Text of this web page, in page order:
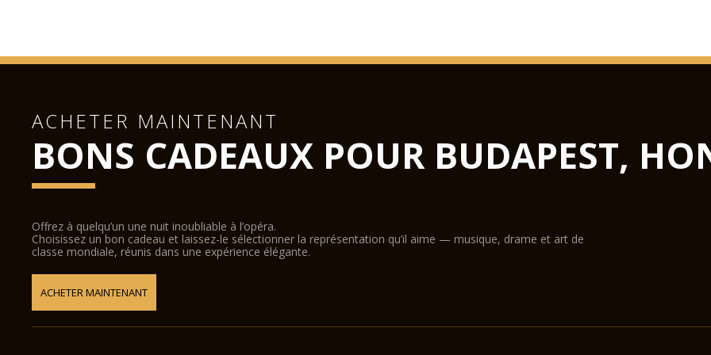
ACHETER MAINTENANT
BONS CADEAUX POUR BUDAPEST,
Offrez à quelqu’un une nuit inoubliable à l’opéra.
Choisissez un bon cadeau et laissez-le sélectionner la représentation qu’il aime — musique, drame et art de
classe mondiale, réunis dans une expérience élégante.
ACHETER MAINTENANT